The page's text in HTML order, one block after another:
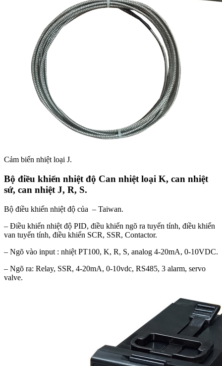
Cảm biến nhiệt loại J.
Bộ điều khiển nhiệt độ Can nhiệt loại K, can nhiệt
sứ, can nhiệt J, R, S.
Bộ điều khiển nhiệt độ của – Taiwan.
– Điều khiển nhiệt độ PID, điều khiển ngõ ra tuyến tính, điều khiển
van tuyến tính, điều khiển SCR, SSR, Contactor.
– Ngõ vào input : nhiệt PT100, K, R, S, analog 4-20mA, 0-10VDC.
– Ngõ ra: Relay, SSR, 4-20mA, 0-10vdc, RS485, 3 alarm, servo
valve.